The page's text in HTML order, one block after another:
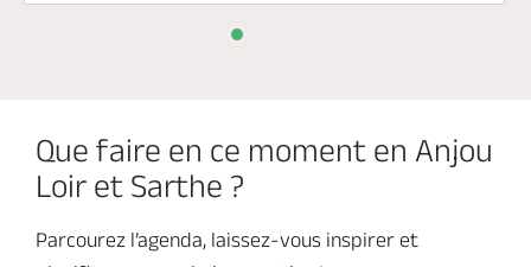
Que faire en ce moment en Anjou
Loir et Sarthe ?
Parcourez l’agenda, laissez-vous inspirer et